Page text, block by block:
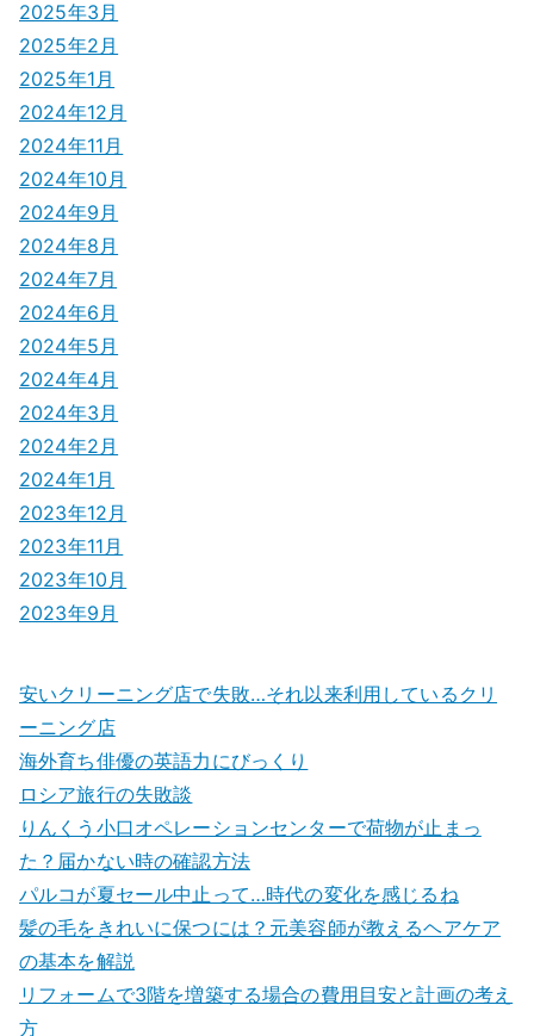
2025年3月
2025年2月
2025年1月
2024年12月
2024年11月
2024年10月
2024年9月
2024年8月
2024年7月
2024年6月
2024年5月
2024年4月
2024年3月
2024年2月
2024年1月
2023年12月
2023年11月
2023年10月
2023年9月
安いクリーニング店で失敗…それ以来利用しているクリ
ーニング店
海外育ち俳優の英語力にびっくり
ロシア旅行の失敗談
りんくう小口オペレーションセンターで荷物が止まっ
た？届かない時の確認方法
パルコが夏セール中止って…時代の変化を感じるね
髪の毛をきれいに保つには？元美容師が教えるヘアケア
の基本を解説
リフォームで3階を増築する場合の費用目安と計画の考え
方